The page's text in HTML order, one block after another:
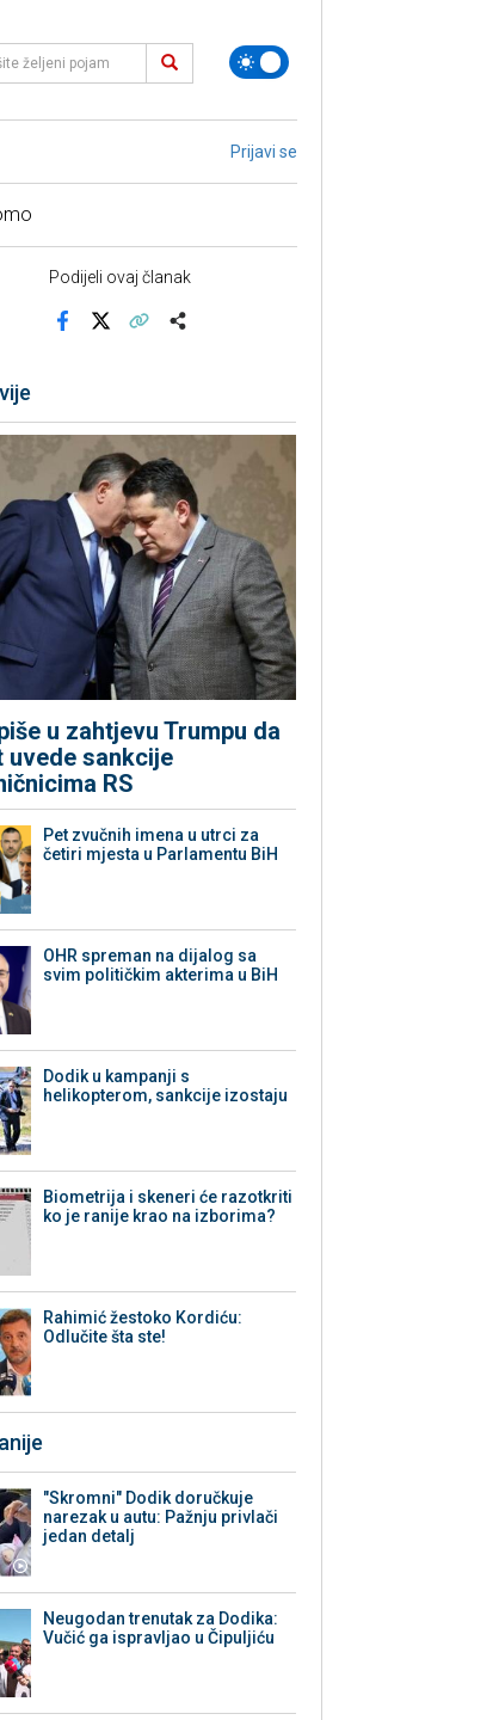
Prijavi se
Podijeli ovaj članak
u zahtjevu Trumpu da
uvede sankcije
RS
Pet zvučnih imena u utrci za
četiri mjesta u Parlamentu BiH
OHR spreman na dijalog sa
svim političkim akterima u BiH
Dodik u kampanji s
helikopterom, sankcije izostaju
Biometrija i skeneri će razotkriti
ko je ranije krao na izborima?
Rahimić žestoko Kordiću:
Odlučite šta ste!
"Skromni" Dodik doručkuje
narezak u autu: Pažnju privlači
jedan detalj
Neugodan trenutak za Dodika:
Vučić ga ispravljao u Čipuljiću